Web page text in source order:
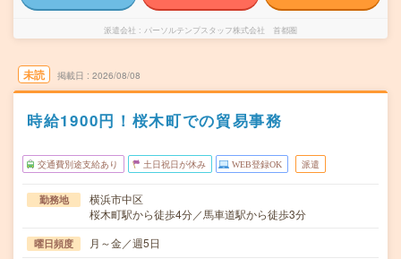
派遣会社 パーソルテンプスタッフ株式会社 首都圏
未読 掲載日 2026/08/08
時給1900円！桜木町での貿易事務
交通費別途支給あり 土日祝日が休み WEB登録OK 派遣
勤務地
横浜市中区
桜木町駅から徒歩4分／馬車道駅から徒歩3分
曜日頻度 月～金／週5日